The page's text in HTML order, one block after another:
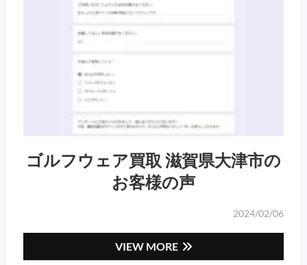
ゴルフウェア買取 滋賀県大津市の
お客様の声
2024/02/06
VIEW MORE